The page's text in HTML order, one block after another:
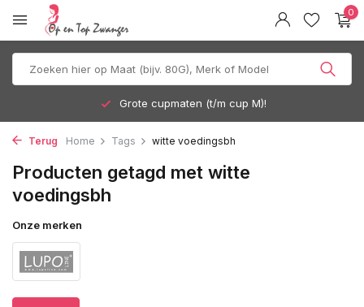
0
Grote cupmaten (t/m cup M)!
Terug Home Tags witte voedingsbh
Producten getagd met witte
voedingsbh
Onze merken